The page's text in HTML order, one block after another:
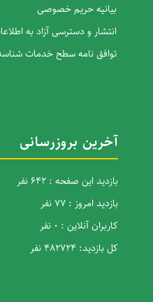
بیانیه حریم خصوصی
انتشار و دسترسی آزاد به
توافق نامه سطح خدمات
آخرین بروزرسانی
بازدید این صفحه : 642 نفر
بازدید امروز : 77 نفر
کاربران آنلاین : 0 نفر
کل بازدید: 482724 نفر